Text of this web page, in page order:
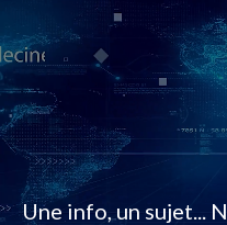
Une info, un sujet...